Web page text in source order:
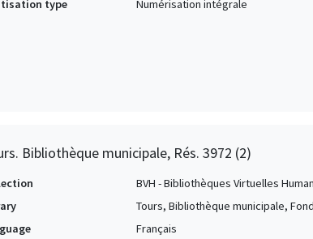
type
Numérisation intégrale
Bibliothèque municipale, Rés. 3972 (2)
BVH - Bibliothèques Virtuelles
Tours, Bibliothèque municipale,
Français